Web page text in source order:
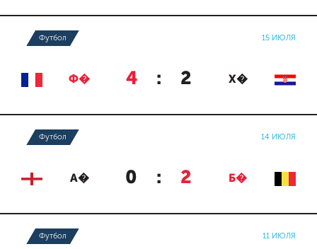
Футбол 15 ИЮЛЯ
Ф� 4 : 2 Х�
Футбол 14 ИЮЛЯ
А� 0 : 2 Б�
Футбол 11 ИЮЛЯ